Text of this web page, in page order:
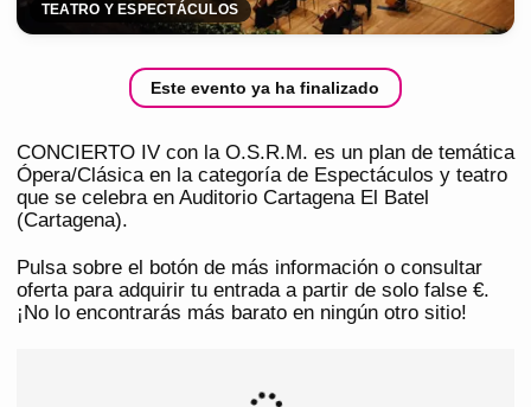
TEATRO Y ESPECTÁCULOS
Este evento ya ha finalizado
CONCIERTO IV con la O.S.R.M. es un plan de temática
Ópera/Clásica en la categoría de Espectáculos y teatro
que se celebra en Auditorio Cartagena El Batel
(Cartagena).
Pulsa sobre el botón de más información o consultar
oferta para adquirir tu entrada a partir de solo false €.
¡No lo encontrarás más barato en ningún otro sitio!